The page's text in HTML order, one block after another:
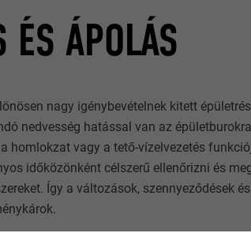
ÉS ÁPOLÁS
nagy igénybevételnek kitett
nedvesség hatással van az
homlokzat vagy a tető-vízelvezetés
időközönként célszerű ellenőrizni és
Így a változások, szennyeződések